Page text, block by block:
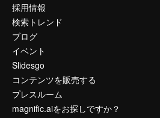
採用情報
検索トレンド
ブログ
イベント
Slidesgo
コンテンツを販売する
プレスルーム
magnific.aiをお探しですか？